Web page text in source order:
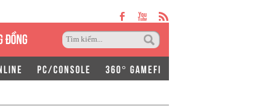
ĐỒNG
PC/CONSOLE 360° GAMEFI